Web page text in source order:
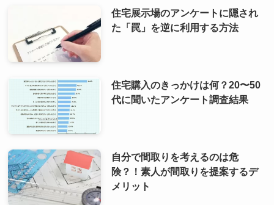
住宅展示場のアンケートに隠され
た「罠」を逆に利用する方法
住宅購入のきっかけは何？20〜50
代に聞いたアンケート調査結果
自分で間取りを考えるのは危
険？！素人が間取りを提案するデ
メリット